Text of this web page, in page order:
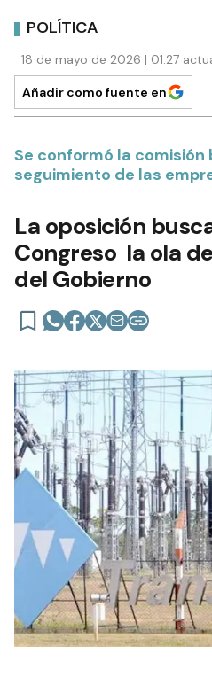
POLÍTICA
18 de mayo de 2026 | 01:27
Añadir como fuente en
Se conformó la comisión
seguimiento de las
La oposición
Congreso la ola
del Gobierno